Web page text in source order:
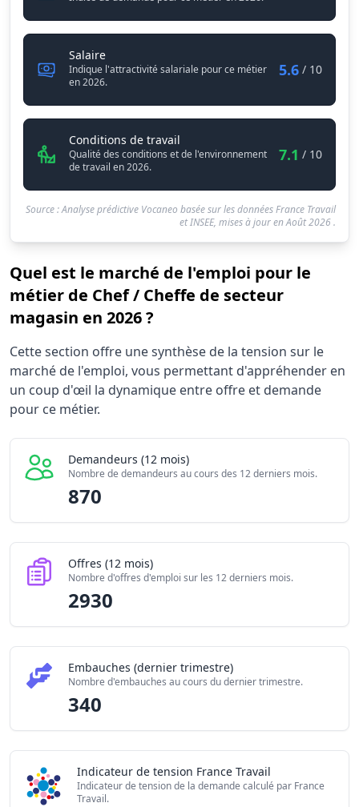
SalaireChef / Cheffe de secteur magasin
Indique l'attractivité salariale pour ce métier
en 2026.
5.6 / 10
Conditions de travail
Qualité des conditions et de l'environnement
de travail en 2026.
7.1 / 10
Source : Analyse prédictive Vocaneo basée sur les données France Travail
et INSEE, mises à jour enAoût 2026.
Quel est le marché de l'emploi pour le
métier de Chef / Cheffe de secteur
magasin en 2026 ?
Statistiques recrutement Chef / Cheffe de secteur
Indicateur
Valeur
Demandeurs d'emploi (12 mois)
870
Offres publiées (12 mois)
Indice de tension globale
Cette section offre une synthèse de la tension sur le
marché de l'emploi, vous permettant d'appréhender en
un coup d'œil la dynamique entre offre et demande
pour ce métier.
Demandeurs (12 mois)
Nombre de demandeurs au cours des 12 derniers mois.
870
Offres (12 mois)
Nombre d'offres d'emploi sur les 12 derniers mois.
2930
Embauches (dernier trimestre)
Nombre d'embauches au cours du dernier trimestre.
340
Indicateur de tension France Travail
Indicateur de tension de la demande calculé par France
Travail.